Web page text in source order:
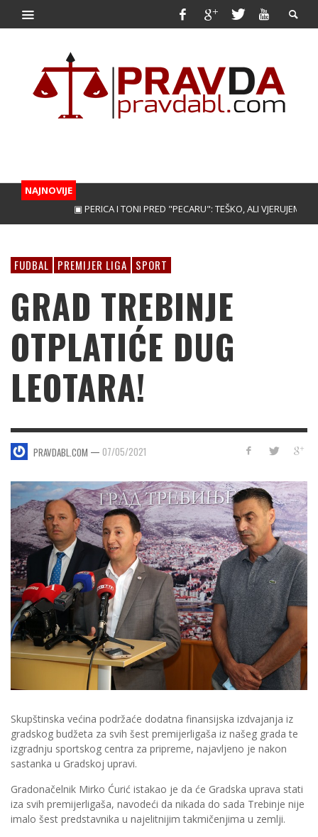
NAJNOVIJE
▣ PERICA I TONI PRED "PECARU": TEŠKO, ALI VJERUJEMO! ▣
FUDBAL PREMIJER LIGA SPORT
GRAD TREBINJE
OTPLATIĆE DUG
LEOTARA!
PRAVDABL.COM — 07/05/2021
Skupštinska većina podržaće dodatna finansijska izdvajanja iz
gradskog budžeta za svih šest premijerligaša iz našeg grada te
izgradnju sportskog centra za pripreme, najavljeno je nakon
sastanka u Gradskoj upravi.
Gradonačelnik Mirko Ćurić istakao je da će Gradska uprava stati
iza svih premijerligaša, navodeći da nikada do sada Trebinje nije
imalo šest predstavnika u najelitnijim takmičenjima u zemlji.